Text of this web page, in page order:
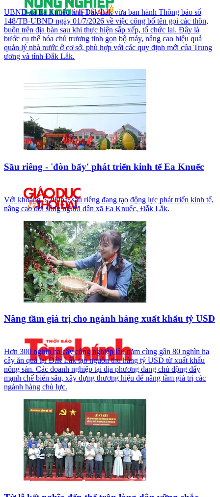
UBND xã Ea Knuếc tỉnh Đắk Lắk vừa ban hành Thông báo số
148/TB-UBND ngày 01/7/2026 về việc công bố tên gọi các thôn,
buôn trên địa bàn sau khi thực hiện sắp xếp, tổ chức lại. Đây là
bước cụ thể hóa chủ trương tinh gọn bộ máy, nâng cao hiệu quả
quản lý nhà nước ở cơ sở, phù hợp với các quy định mới của Trung
ương và tỉnh Đắk Lắk.
Sầu riêng - 'đòn bẩy' phát triển kinh tế Ea Knuếc
Với khoảng 5.200ha, sầu riêng đang tạo động lực phát triển kinh tế,
nâng cao đời sống người dân xã Ea Knuếc, Đắk Lắk.
Nâng tầm giá trị cho ngành hàng xuất khẩu tỷ USD
Hơn 300 nghìn ha cây công nghiệp lâu năm cùng gần 80 nghìn ha
cây ăn quả tại Đắk Lắk tạo nguồn thu hàng tỷ USD từ xuất khẩu
nông sản. Các doanh nghiệp tại địa phương đang chủ động đẩy
mạnh chế biến sâu, xây dựng thương hiệu để nâng tầm giá trị các
ngành hàng chủ lực.